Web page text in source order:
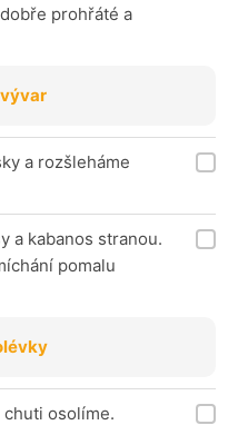
prohřáté a
a rozšleháme
a kabanos stranou.
pomalu
osolíme.